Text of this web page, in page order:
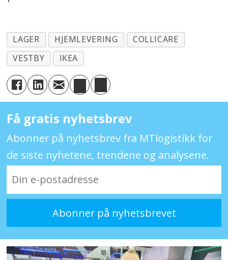
LAGER HJEMLEVERING
COLLICARE
VESTBY
IKEA
Få gratis nyhetsbrev
Abonner på nyhetsbrev fra MTlogistikk for
de siste nyhetene, trendene og analysene.